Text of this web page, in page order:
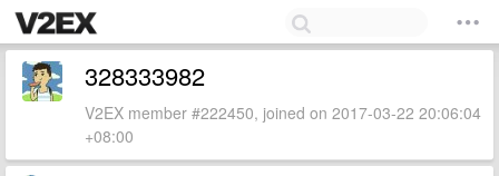
328333982
V2EX member #222450, joined on 2017-03-22 20:06:04
+08:00